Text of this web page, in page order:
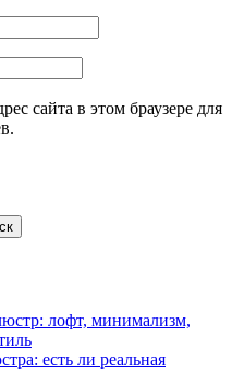
сайта в этом браузере для
лофт, минимализм,
есть ли реальная